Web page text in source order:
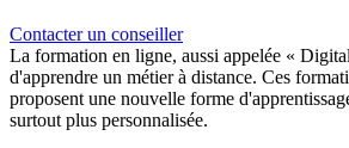
Contacter un conseiller
La formation en ligne, aussi appelée «
d'apprendre un métier à distance. Ces
proposent une nouvelle forme
surtout plus personnalisée.